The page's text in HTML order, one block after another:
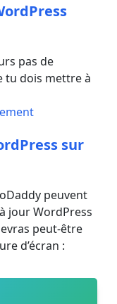
pas de
tu dois mettre à
sur
peuvent
jour WordPress
peut-être
d’écran :